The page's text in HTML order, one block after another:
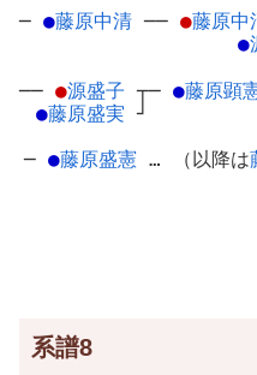
─ ●藤原中清 ── ●藤原中
●
── ●源盛子 ┬
●藤原盛実 ┘
─ ●藤原顕
─ ●藤原盛憲 … （以降は
系譜8